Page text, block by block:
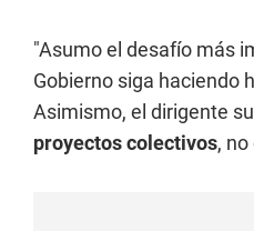
"Asumo el desafío más
Gobierno siga haciendo
Asimismo, el dirigente
proyectos colectivos,